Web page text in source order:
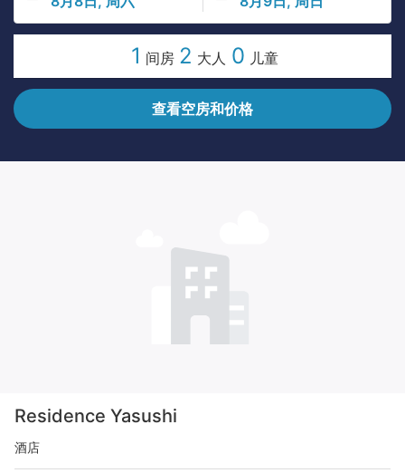
1 间房 2 大人 0 儿童
查看空房和价格
Residence Yasushi
酒店